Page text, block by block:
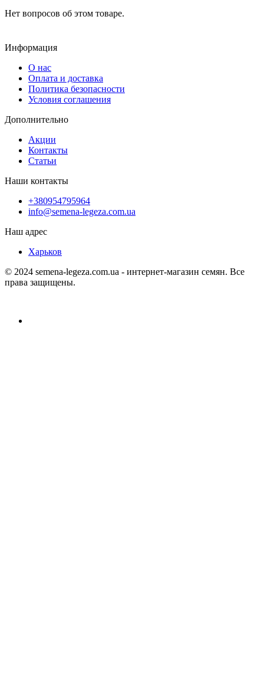
Нет вопросов об этом товаре.
Информация
О нас
Оплата и доставка
Политика безопасности
Условия соглашения
Дополнительно
Акции
Контакты
Статьи
Наши контакты
+380954795964
info@semena-legeza.com.ua
Наш адрес
Харьков
© 2024 semena-legeza.com.ua - интернет-магазин семян. Все
права защищены.